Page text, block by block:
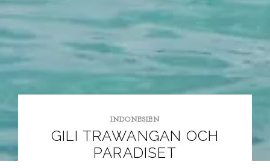
GILI TRAWANGAN OCH
PARADISET
INDONESIEN